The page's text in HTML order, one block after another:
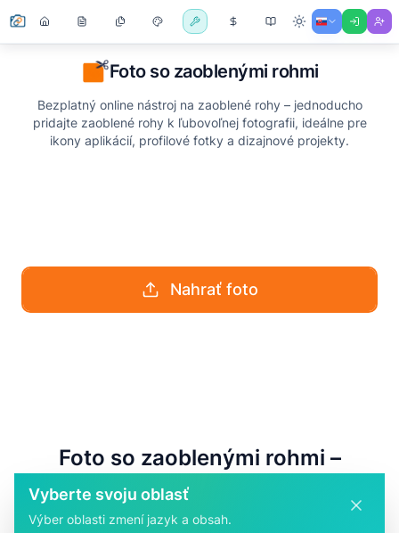
Foto so zaoblenými rohmi
Bezplatný online nástroj na zaoblené rohy – jednoducho
pridajte zaoblené rohy k ľubovoľnej fotografii, ideálne pre
ikony aplikácií, profilové fotky a dizajnové projekty.
Nahrať foto
Foto so zaoblenými rohmi –
Bezplatný online nástroj
Foto so zaoblenými rohmi je bezplatný online nástroj na
Vyberte svoju oblasť
Výber oblasti zmení jazyk a obsah.